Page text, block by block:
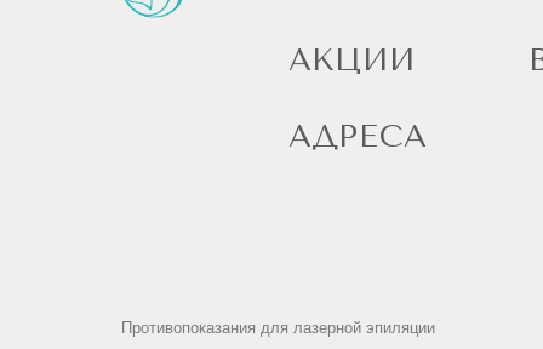
АКЦИИ
АДРЕСА
Противопоказания для лазерной эпиляции